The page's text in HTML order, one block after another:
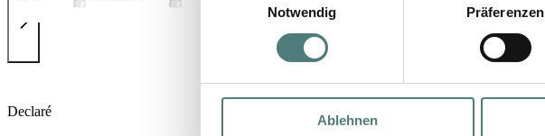
Notwendig
Präferenzen
Ablehnen
Declaré